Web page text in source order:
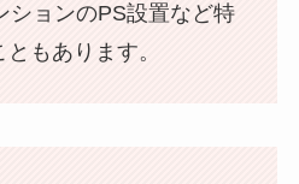
ションのPS設置など特
もあります。